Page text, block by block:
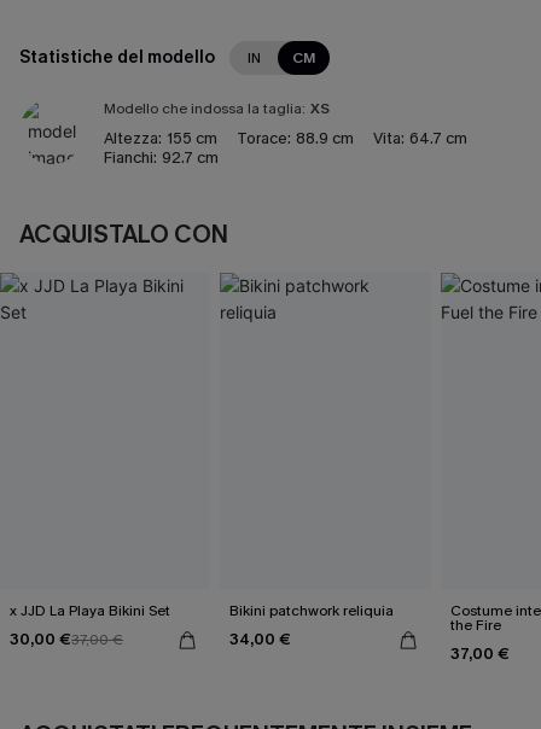
Statistiche del modello IN CM
Modello che indossa la taglia: XS
Altezza: 155 cm Torace: 88.9 cm Vita: 64.7 cm
Fianchi: 92.7 cm
ACQUISTALO CON
x JJD La Playa Bikini Set
30,00 €37,00 €
Bikini patchwork reliquia
34,00 €
Costume
the Fire
37,00 €